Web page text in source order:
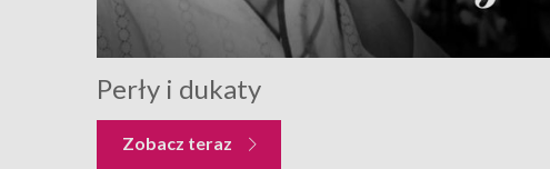
Perły i dukaty
Zobacz teraz